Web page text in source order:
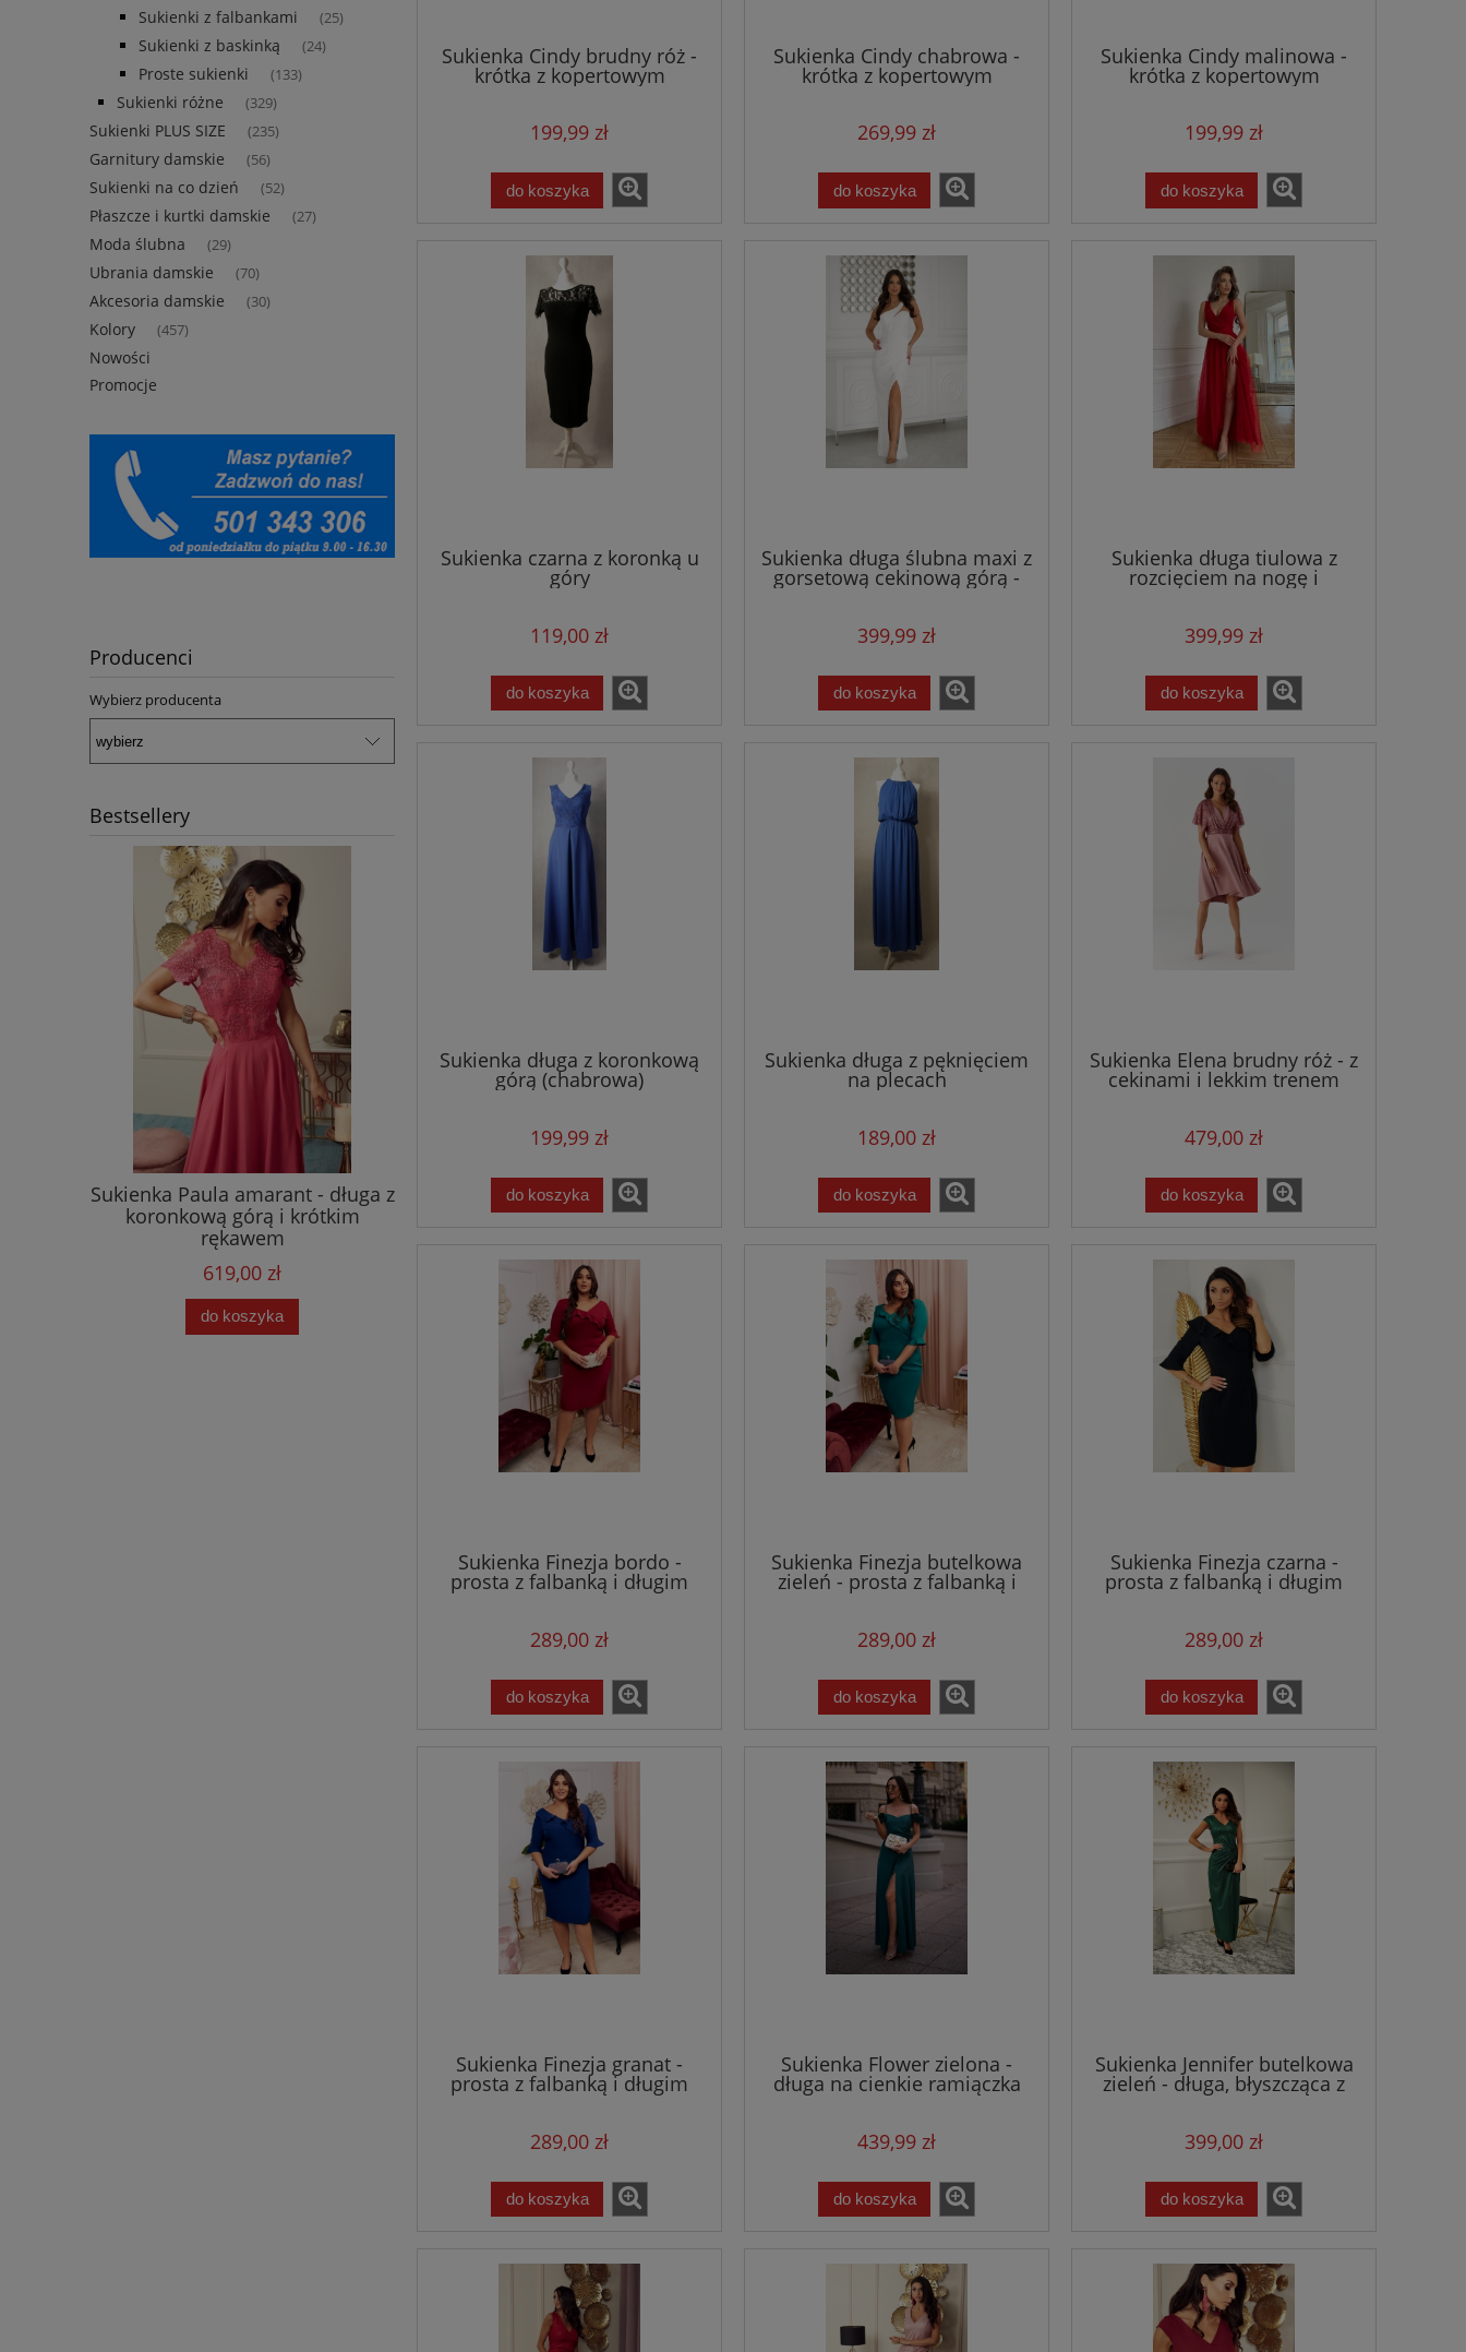
Sukienki z falbankami (25)
Sukienki z baskinką (24)
Proste sukienki (133)
Sukienki różne (329)
Sukienki PLUS SIZE (235)
Garnitury damskie (56)
Sukienki na co dzień (52)
Płaszcze i kurtki damskie (27)
Moda ślubna (29)
Ubrania damskie (70)
Akcesoria damskie (30)
Kolory (457)
Nowości
Promocje
Producenci
Wybierz producenta
Bestsellery
Sukienka Paula amarant - długa z
koronkową górą i krótkim
rękawem
619,00 zł
do koszyka
Sukienka Roxana błękitna - z
paskiem i kopertowym dekoltem
479,00 zł
do koszyka
Sukienka Roxana ecru - z
paskiem i kopertowym dekoltem
479,00 zł
do koszyka
Sukienka Róża bordo - długa z
paskiem w talii
do koszyka
Sukienka Cindy brudny róż -
krótka z kopertowym
dekoltem
199,99 zł
do koszyka
Sukienka Cindy chabrowa -
krótka z kopertowym
dekoltem
269,99 zł
do koszyka
Sukienka Cindy malinowa -
krótka z kopertowym
dekoltem
199,99 zł
do koszyka
Sukienka czarna z koronką u
góry
119,00 zł
do koszyka
Sukienka długa ślubna maxi z
gorsetową cekinową górą -
biała/ecru
399,99 zł
do koszyka
Sukienka długa tiulowa z
rozcięciem na nogę i
kopertowym dekoltem -
399,99 zł
do koszyka
Sukienka długa z koronkową
górą (chabrowa)
199,99 zł
do koszyka
Sukienka długa z pęknięciem
na plecach
189,00 zł
do koszyka
Sukienka Elena brudny róż - z
cekinami i lekkim trenem
479,00 zł
do koszyka
Sukienka Finezja bordo -
prosta z falbanką i długim
rękawem
289,00 zł
do koszyka
Sukienka Finezja butelkowa
zieleń - prosta z falbanką i
długim rękawem
289,00 zł
do koszyka
Sukienka Finezja czarna -
prosta z falbanką i długim
rękawem
289,00 zł
do koszyka
Sukienka Finezja granat -
prosta z falbanką i długim
rękawem
289,00 zł
do koszyka
Sukienka Flower zielona -
długa na cienkie ramiączka
ozdobione różami
439,99 zł
do koszyka
Sukienka Jennifer butelkowa
zieleń - długa, błyszcząca z
rozcięciem
399,00 zł
do koszyka